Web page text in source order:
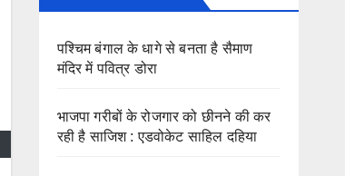
पश्चिम बंगाल के धागे से बनता है सैमाण
मंदिर में पवित्र डोरा
भाजपा गरीबों के रोजगार को छीनने की कर
रही है साजिश : एडवोकेट साहिल दहिया